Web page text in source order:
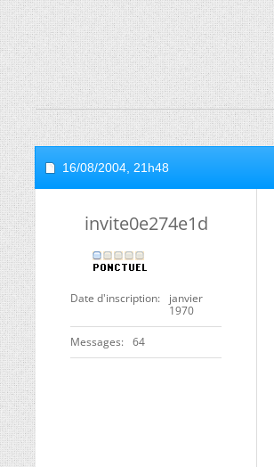
16/08/2004, 21h48
invite0e274e1d
Date d'inscription
janvier
1970
Messages 64